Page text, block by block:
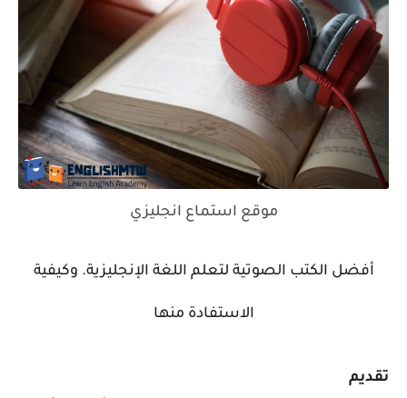
موقع استماع انجليزي
أفضل الكتب الصوتية لتعلم اللغة الإنجليزية. وكيفية
الاستفادة منها
تقديم